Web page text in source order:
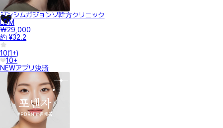
ジンシムガジョンソ韓方クリニック
LDM
₩29,000
約 ¥32.2
10(1+)
10+
NEWアプリ決済